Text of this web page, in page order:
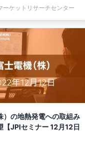
ーケットリサーチセンター
）の地熱発電への取組み
【JPIセミナー 12月12日